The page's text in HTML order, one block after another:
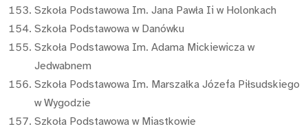
Szkoła Podstawowa Im. Jana Pawła Ii w Holonkach
Szkoła Podstawowa w Danówku
Szkoła Podstawowa Im. Adama Mickiewicza w
Jedwabnem
Szkoła Podstawowa Im. Marszałka Józefa Piłsudskiego
w Wygodzie
Szkoła Podstawowa w Miastkowie